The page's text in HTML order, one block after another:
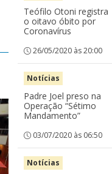
Teófilo Otoni registra
o oitavo óbito por
Coronavírus
26/05/2020 às 20:00
Notícias
Padre Joel preso na
Operação “Sétimo
Mandamento”
03/07/2020 às 06:50
Notícias